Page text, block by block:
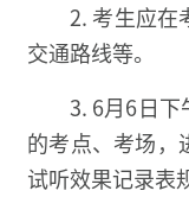
2. 考生应在
交通路线等。
3. 6月6日
的考点、考场，
试听效果记录表